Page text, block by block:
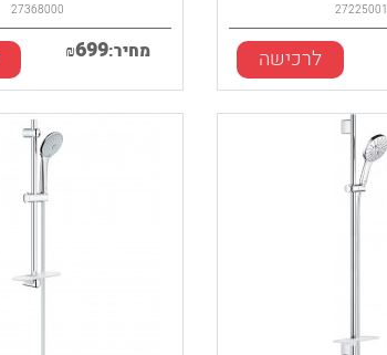
27368000
מחיר: ₪699
27225001
לרכישה